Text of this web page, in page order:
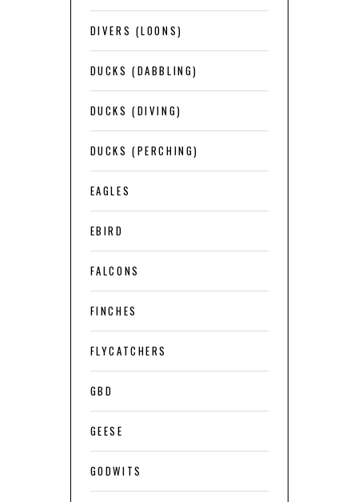
DIVERS (LOONS)
DUCKS (DABBLING)
DUCKS (DIVING)
DUCKS (PERCHING)
EAGLES
EBIRD
FALCONS
FINCHES
FLYCATCHERS
GBD
GEESE
GODWITS